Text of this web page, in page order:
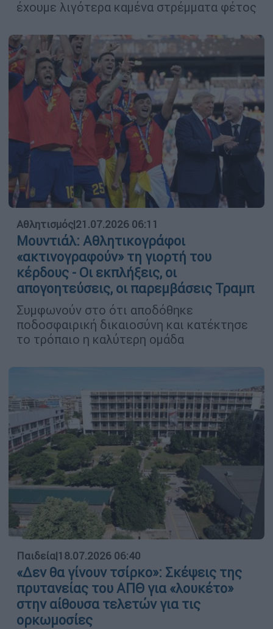
έχουμε λιγότερα καμένα στρέμματα φέτος
Αθλητισμός|21.07.2026 06:11
Μουντιάλ: Αθλητικογράφοι
«ακτινογραφούν» τη γιορτή του
κέρδους - Οι εκπλήξεις, οι
απογοητεύσεις, οι παρεμβάσεις Τραμπ
Συμφωνούν στο ότι αποδόθηκε
ποδοσφαιρική δικαιοσύνη και κατέκτησε
το τρόπαιο η καλύτερη ομάδα
Παιδεία|18.07.2026 06:40
«Δεν θα γίνουν τσίρκο»: Σκέψεις της
πρυτανείας του ΑΠΘ για «λουκέτο»
στην αίθουσα τελετών για τις
ορκωμοσίες